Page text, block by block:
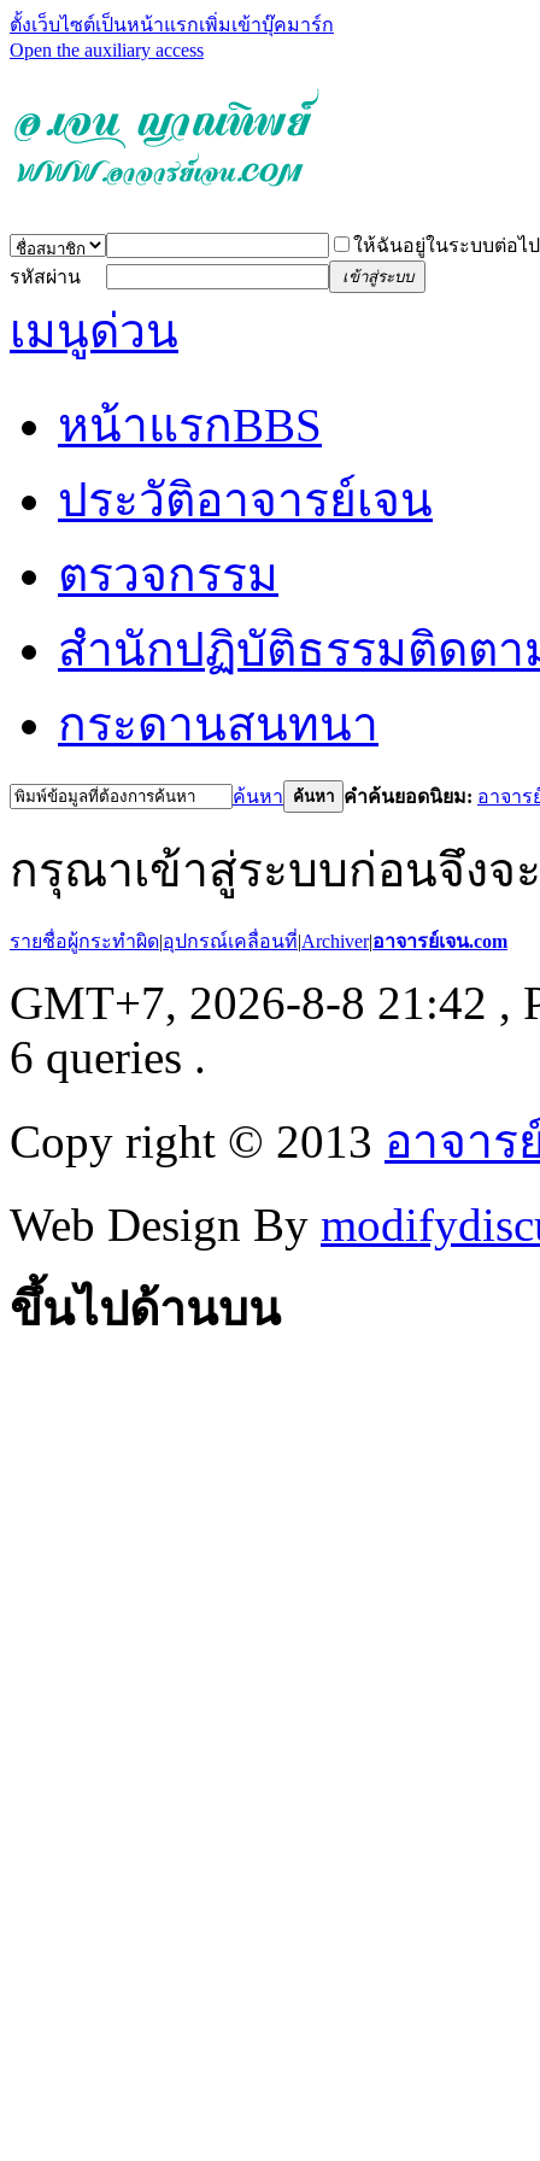
ตั้งเว็บไซต์เป็นหน้าแรกเพิ่มเข้าบุ๊คมาร์ก
Open the auxiliary access
ให้ฉันอยู่ในระบบต่อไป
รหัสผ่าน
เข้าสู่ระบบ
เมนูด่วน
หน้าแรกBBS
ประวัติอาจารย์เจน
ตรวจกรรม
สำนักปฏิบัติธรรมติดต
กระดานสนทนา
ค้นหา ค้นหา คำค้นยอดนิยม: อาจาร
กรุณาเข้าสู่ระบบก่อนจึงจ
รายชื่อผู้กระทำผิด|อุปกรณ์เคลื่อนที่|Archiver|อาจารย์เจน.com
GMT+7, 2026-8-8 21:42 ,
6 queries .
Copy right © 2013 อาจาร
Web Design By
ขึ้นไปด้านบน